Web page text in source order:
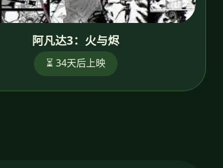
阿凡达3：火与烬
⏳ 34天后上映